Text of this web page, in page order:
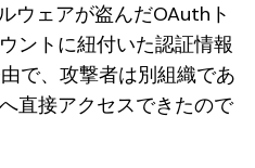
ウェアが盗んだOAuthト
ントに紐付いた認証情報
で、攻撃者は別組織であ
直接アクセスできたので